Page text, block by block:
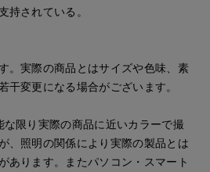
持されている。
。実際の商品とはサイズや色味、素
干変更になる場合がございます。
限り実際の商品に近いカラーで撮
、照明の関係により実際の製品とは
あります。またパソコン・スマート